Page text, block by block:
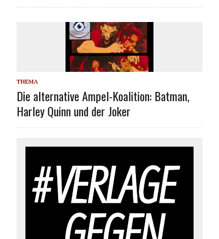
THEMA
Die alternative Ampel-Koalition: Batman,
Harley Quinn und der Joker